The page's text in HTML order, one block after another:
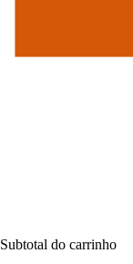
Subtotal do carrinho